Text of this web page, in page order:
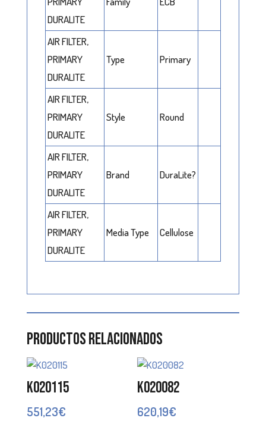
DURALITE
AIR FILTER,
PRIMARY
DURALITE
Type Primary
AIR FILTER,
PRIMARY
DURALITE
Style Round
AIR FILTER,
PRIMARY
DURALITE
Brand DuraLite?
AIR FILTER,
PRIMARY
DURALITE
Media Type Cellulose
Productos relacionados
K020115
551,23€
K020082
620,19€